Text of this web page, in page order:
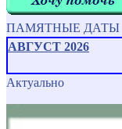
ПАМЯТНЫЕ ДАТЫ
АВГУСТ 2026
Актуально